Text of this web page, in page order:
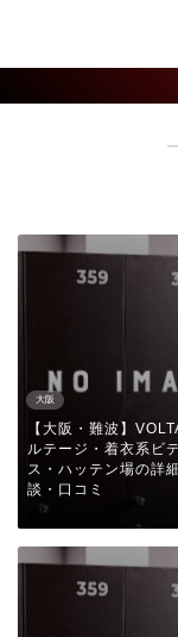
大阪
【大阪・難波】
ルテージ・着衣系ビ
ス・ハッテン場の詳
談・口コミ